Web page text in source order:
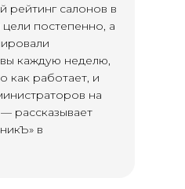
рейтинг салонов в
постепенно, а
каждую неделю,
как работает, и
на
рассказывает
в